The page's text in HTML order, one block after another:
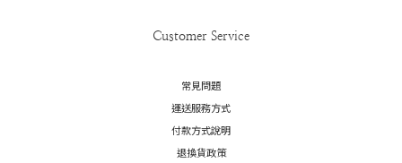
Customer Service
常見問題
運送服務方式
付款方式說明
退換貨政策